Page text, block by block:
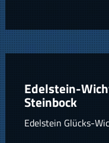
Edelstein-
Steinbock
Edelstein Glücks-